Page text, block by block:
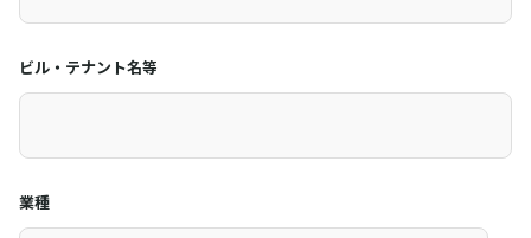
ビル・テナント名等
業種